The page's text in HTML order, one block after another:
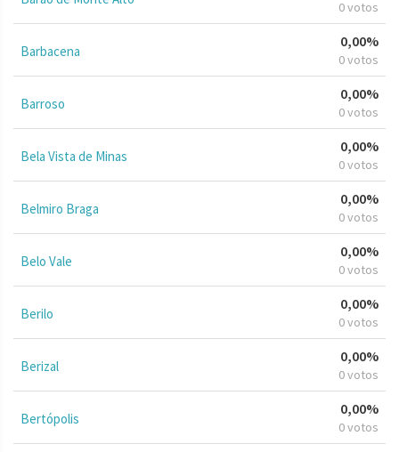
0 votos
Barbacena
0,00%
0 votos
Barroso
0,00%
0 votos
Bela Vista de Minas
0,00%
0 votos
Belmiro Braga
0,00%
0 votos
Belo Vale
0,00%
0 votos
Berilo
0,00%
0 votos
Berizal
0,00%
0 votos
Bertópolis
0,00%
0 votos